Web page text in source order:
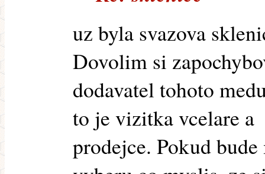
uz byla svazova
Dovolim si
dodavatel tohoto
to je vizitka vcelare a
prodejce. Pokud